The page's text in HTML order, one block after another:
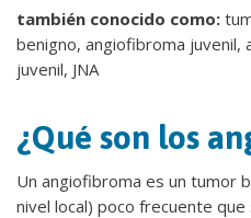
también conocido como:
benigno, angiofibroma juvenil,
juvenil, JNA
¿Qué son los
Un angiofibroma es un tumor
nivel local) poco frecuente